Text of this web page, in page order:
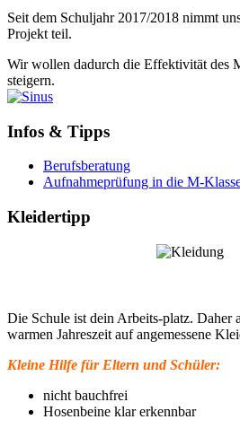
Seit dem Schuljahr 2017/2018 nimmt
Projekt teil.
Wir wollen dadurch die Effektivität des
steigern.
Infos & Tipps
Berufsberatung
Aufnahmeprüfung in die M-
Kleidertipp
Die Schule ist dein Arbeits-platz. Daher
warmen Jahreszeit auf angemessene
Kleine Hilfe für Eltern und Schüler:
nicht bauchfrei
Hosenbeine klar erkennbar